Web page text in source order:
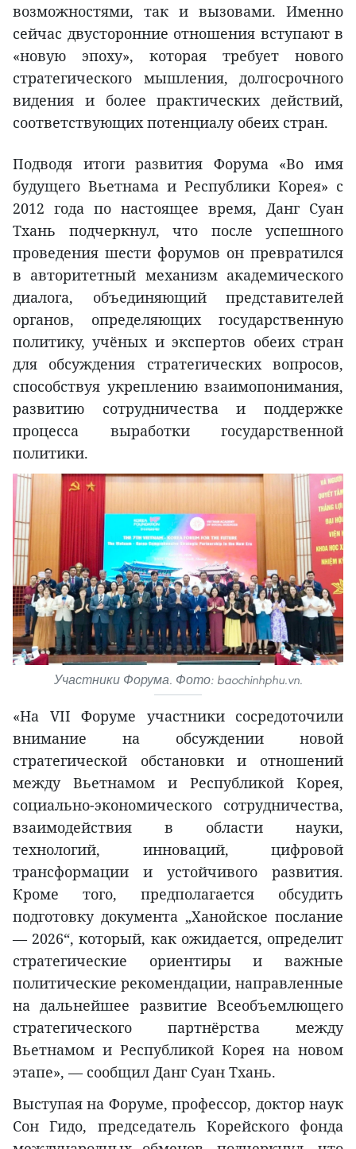
возможностями, так и вызовами. Именно
сейчас двусторонние отношения вступают в
«новую эпоху», которая требует нового
стратегического мышления, долгосрочного
видения и более практических действий,
соответствующих потенциалу обеих стран.
Подводя итоги развития Форума «Во имя
будущего Вьетнама и Республики Корея» с
2012 года по настоящее время, Данг Суан
Тхань подчеркнул, что после успешного
проведения шести форумов он превратился
в авторитетный механизм академического
диалога, объединяющий представителей
органов, определяющих государственную
политику, учёных и экспертов обеих стран
для обсуждения стратегических вопросов,
способствуя укреплению взаимопонимания,
развитию сотрудничества и поддержке
процесса выработки государственной
политики.
Участники Форума. Фото: baochinhphu.vn.
«На VII Форуме участники сосредоточили
внимание на обсуждении новой
стратегической обстановки и отношений
между Вьетнамом и Республикой Корея,
социально-экономического сотрудничества,
взаимодействия в области науки,
технологий, инноваций, цифровой
трансформации и устойчивого развития.
Кроме того, предполагается обсудить
подготовку документа „Ханойское послание
— 2026“, который, как ожидается, определит
стратегические ориентиры и важные
политические рекомендации, направленные
на дальнейшее развитие Всеобъемлющего
стратегического партнёрства между
Вьетнамом и Республикой Корея на новом
этапе», — сообщил Данг Суан Тхань.
Выступая на Форуме, профессор, доктор наук
Сон Гидо, председатель Корейского фонда